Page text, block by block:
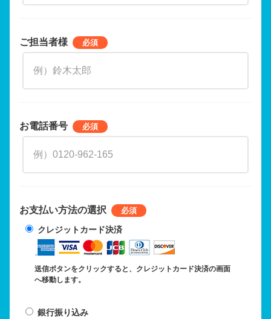
ご担当者様
お電話番号
お支払い方法の選択
クレジットカード決済
送信ボタンをクリックすると、クレジットカード決済の画面
へ移動します。
銀行振り込み